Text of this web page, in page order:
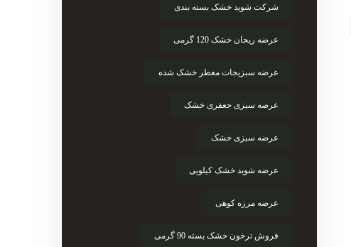
شرکت شوید خشک بسته بندی
عرضه ریحان خشک 120 گرمی
عرضه سبزیجات معطر خشک شده
عرضه سبزی جعفری خشک
عرضه سبزی خشک
عرضه شوید خشک کیلویی
عرضه مرزه کوهی
فروش ترخون خشک بسته 90 گرمی